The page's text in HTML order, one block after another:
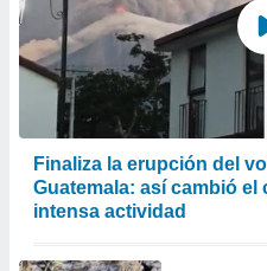
un
o acceder
Finaliza la erupción del
Guatemala: así cambió el
intensa actividad